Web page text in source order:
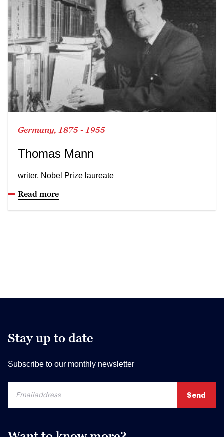
Germany, 1875 - 1955
Thomas Mann
writer, Nobel Prize laureate
Read more
Stay up to date
Subscribe to our monthly newsletter